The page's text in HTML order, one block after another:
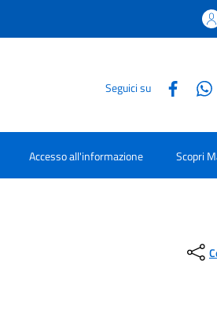
Seguici su
Accesso all'informazione Scopri